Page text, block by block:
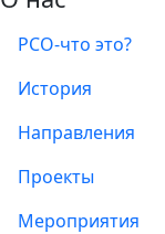
РСО-что это?
История
Направления
Проекты
Мероприятия